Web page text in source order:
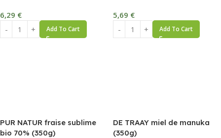
6,29 €
Add To Cart
5,69 €
Add To Cart
PUR NATUR fraise sublime
bio 70% (350g)
DE TRAAY miel de manuka
(350g)